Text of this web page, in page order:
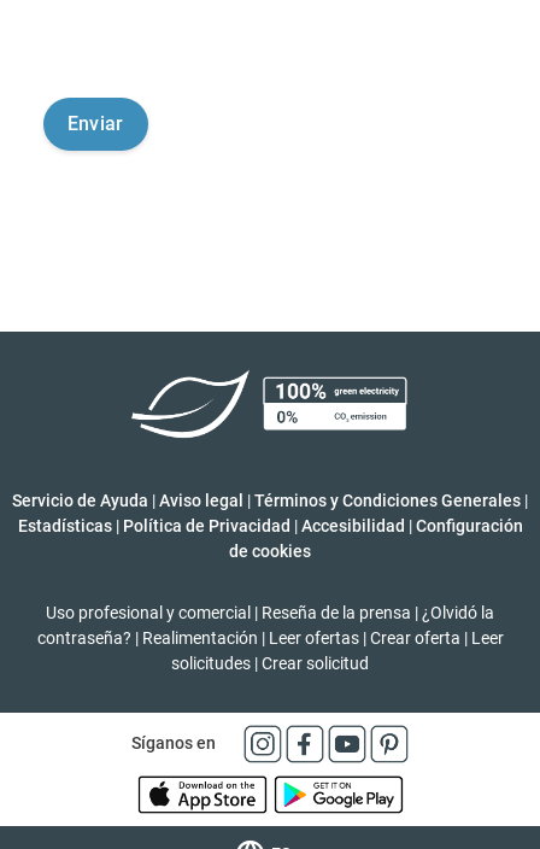
Servicio de Ayuda |Aviso legal |Términos y Condiciones Generales |
Estadísticas | Política de Privacidad | Accesibilidad | Configuración
de cookies
Uso profesional y comercial | Reseña de la prensa | ¿Olvidó la
contraseña? | Realimentación | Leer ofertas | Crear oferta | Leer
solicitudes |Crear solicitud
Síganos en